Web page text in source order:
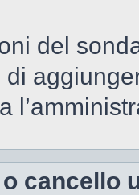
del
cancello